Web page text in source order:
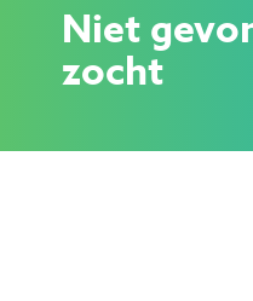
Niet
zocht